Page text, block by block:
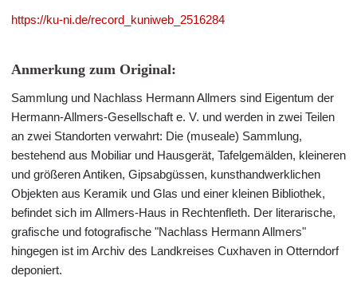
https://ku-ni.de/record_kuniweb_2516284
Anmerkung zum Original:
Sammlung und Nachlass Hermann Allmers sind Eigentum der
Hermann-Allmers-Gesellschaft e. V. und werden in zwei Teilen
an zwei Standorten verwahrt: Die (museale) Sammlung,
bestehend aus Mobiliar und Hausgerät, Tafelgemälden, kleineren
und größeren Antiken, Gipsabgüssen, kunsthandwerklichen
Objekten aus Keramik und Glas und einer kleinen Bibliothek,
befindet sich im Allmers-Haus in Rechtenfleth. Der literarische,
grafische und fotografische "Nachlass Hermann Allmers"
hingegen ist im Archiv des Landkreises Cuxhaven in Otterndorf
deponiert.